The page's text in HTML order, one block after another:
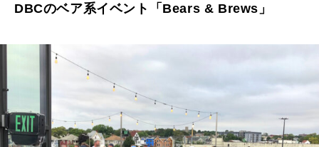
DBCのベア系イベント「Bears & Brews」